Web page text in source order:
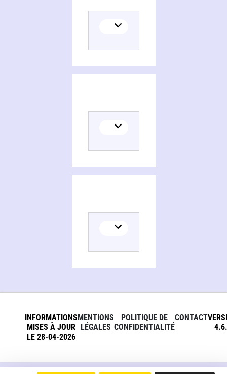
INFORMATIONS
MISES À JOUR
LE 28-04-2026
MENTIONS
LÉGALES
POLITIQUE DE
CONFIDENTIALITÉ
CONTACT